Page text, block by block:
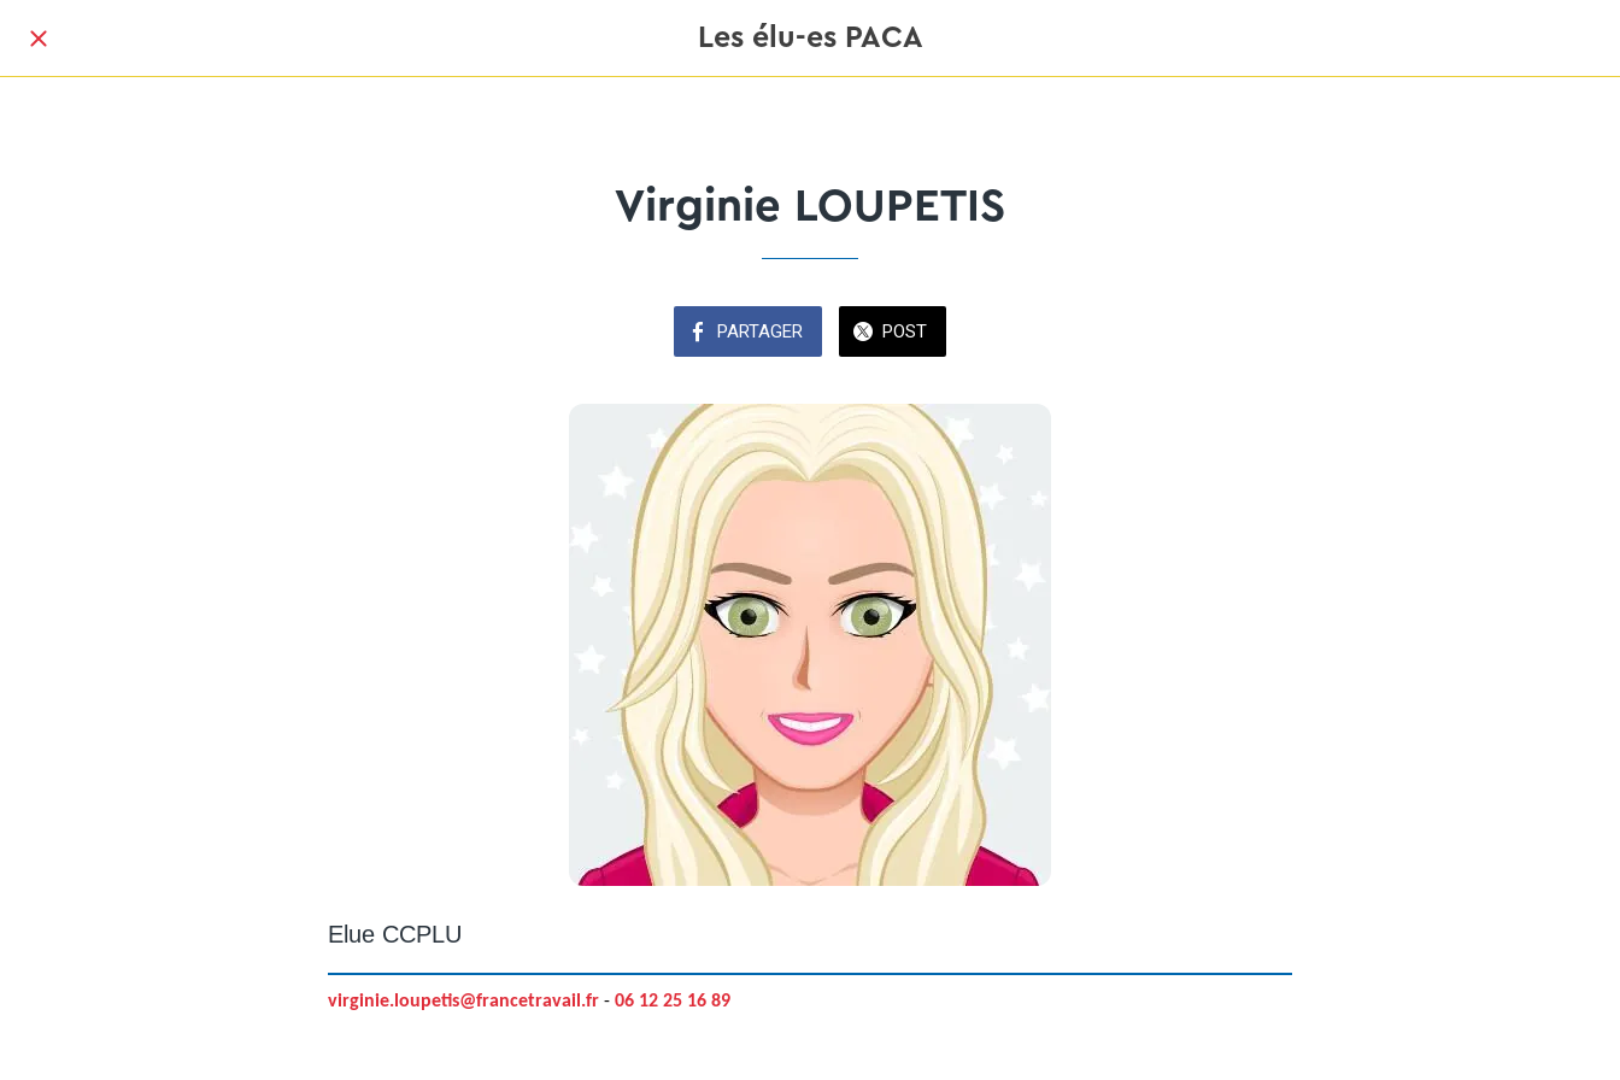
Les élu-es PACA
Virginie LOUPETIS
PARTAGER POST
Elue CCPLU
virginie.loupetis@francetravail.fr - 06 12 25 16 89